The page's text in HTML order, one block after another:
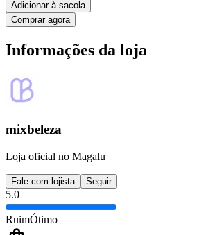
Adicionar à sacola
Comprar agora
Informações da loja
mixbeleza
Loja oficial no Magalu
Fale com lojista Seguir
5.0
RuimÓtimo